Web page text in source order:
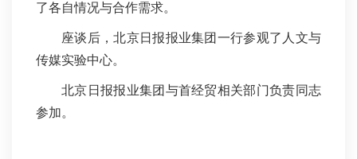
了各自情况与合作需求。
座谈后，北京日报报业集团一行参观了人文与
传媒实验中心。
北京日报报业集团与首经贸相关部门负责同志
参加。